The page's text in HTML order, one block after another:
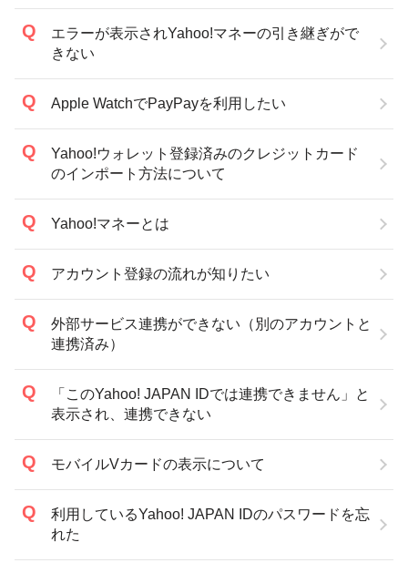
エラーが表示されYahoo!マネーの引き継ぎがで
きない
Apple WatchでPayPayを利用したい
Yahoo!ウォレット登録済みのクレジットカード
のインポート方法について
Yahoo!マネーとは
アカウント登録の流れが知りたい
外部サービス連携ができない（別のアカウントと
連携済み）
「このYahoo! JAPAN IDでは連携できません」と
表示され、連携できない
モバイルVカードの表示について
利用しているYahoo! JAPAN IDのパスワードを忘
れた